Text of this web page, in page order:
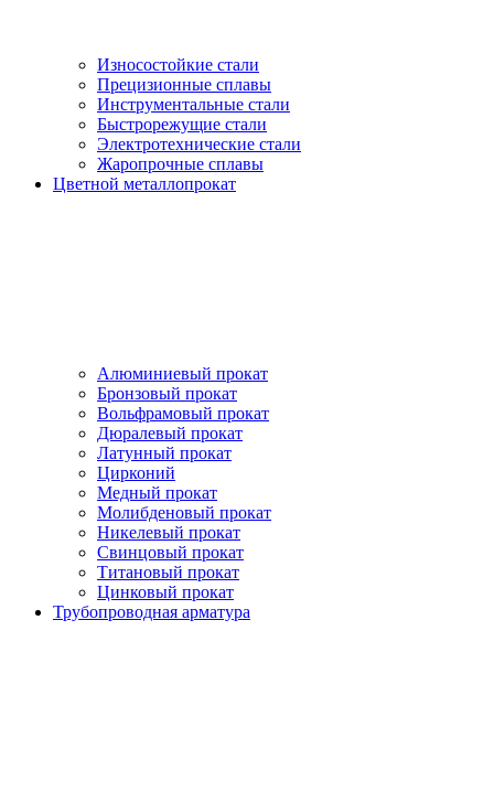
Износостойкие стали
Прецизионные сплавы
Инструментальные стали
Быстрорежущие стали
Электротехнические стали
Жаропрочные сплавы
Цветной металлопрокат
Алюминиевый прокат
Бронзовый прокат
Вольфрамовый прокат
Дюралевый прокат
Латунный прокат
Цирконий
Медный прокат
Молибденовый прокат
Никелевый прокат
Свинцовый прокат
Титановый прокат
Цинковый прокат
Трубопроводная арматура